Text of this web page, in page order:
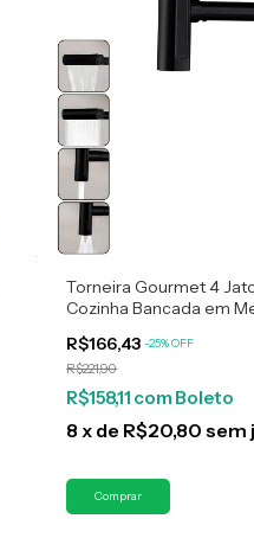
Torneira Gourmet 4
Cozinha Bancada em
R$166,43-25%OFF
R$221,90
R$158,11 com Boleto
8 x de R$20,80 sem